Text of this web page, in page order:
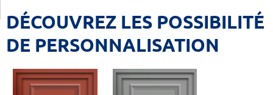
DÉCOUVREZ LES POSSIBILITÉ
DE PERSONNALISATION